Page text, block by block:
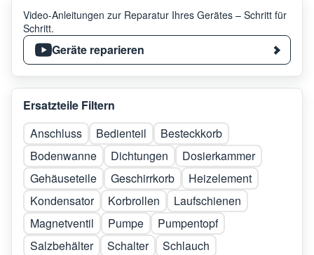
Video-Anleitungen zur Reparatur Ihres Gerätes – Schritt für
Schritt.
Geräte reparieren
Ersatzteile Filtern
Anschluss
Bedienteil
Besteckkorb
Bodenwanne
Dichtungen
Dosierkammer
Gehäuseteile
Geschirrkorb
Heizelement
Kondensator
Korbrollen
Laufschienen
Magnetventil
Pumpe
Pumpentopf
Salzbehälter
Schalter
Schlauch